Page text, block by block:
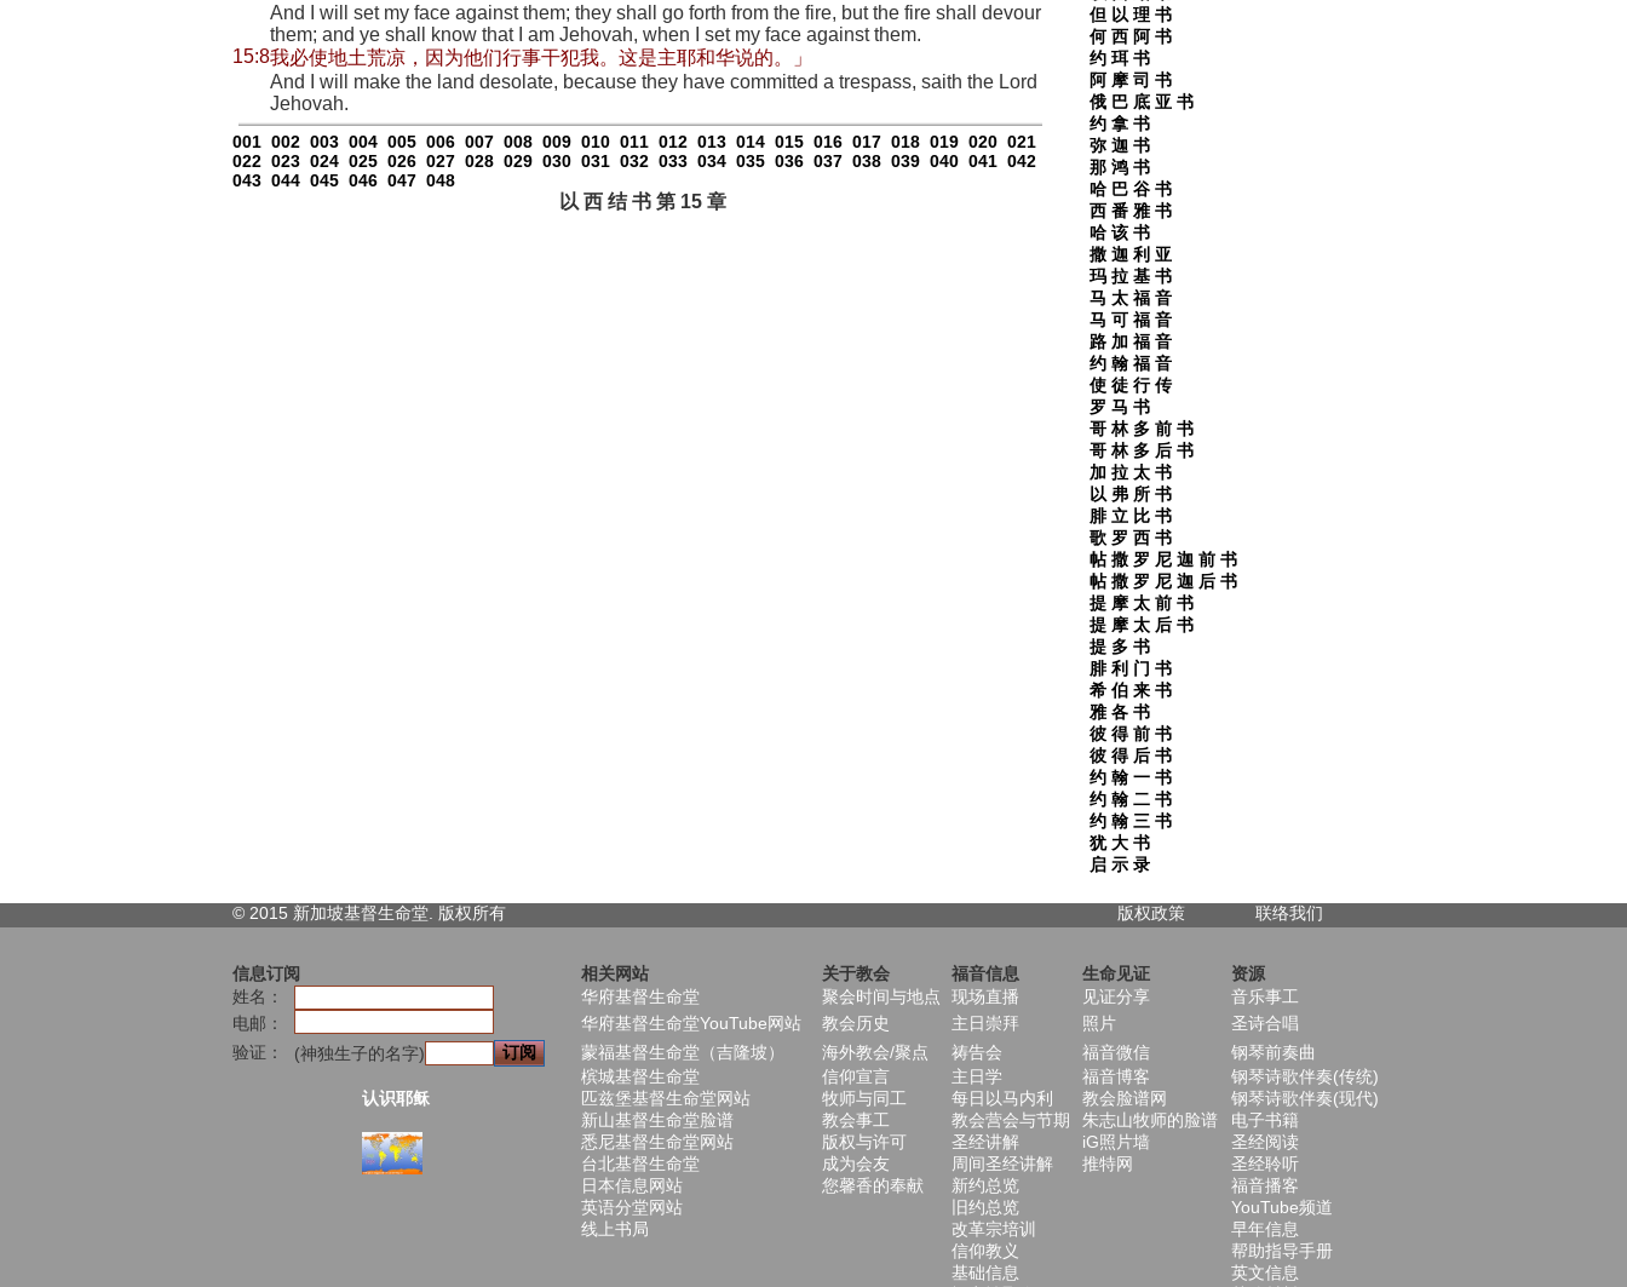
但 以 理 书
何 西 阿 书
约 珥 书
阿 摩 司 书
俄 巴 底 亚 书
约 拿 书
弥 迦 书
那 鸿 书
哈 巴 谷 书
西 番 雅 书
哈 该 书
撒 迦 利 亚
玛 拉 基 书
马 太 福 音
马 可 福 音
路 加 福 音
约 翰 福 音
使 徒 行 传
罗 马 书
哥 林 多 前 书
哥 林 多 后 书
加 拉 太 书
以 弗 所 书
腓 立 比 书
歌 罗 西 书
帖 撒 罗 尼 迦 前 书
帖 撒 罗 尼 迦 后 书
提 摩 太 前 书
提 摩 太 后 书
提 多 书
腓 利 门 书
希 伯 来 书
雅 各 书
彼 得 前 书
彼 得 后 书
约 翰 一 书
约 翰 二 书
约 翰 三 书
犹 大 书
启 示 录
And I will set my face against them; they shall go forth from the fire, but the fire shall devour
them; and ye shall know that I am Jehovah, when I set my face against them.
15:8我必使地土荒凉，因为他们行事干犯我。这是主耶和华说的。」
And I will make the land desolate, because they have committed a trespass, saith the Lord
Jehovah.
001 002 003 004 005 006 007 008 009 010 011 012 013 014 015 016 017 018 019 020 021
022 023 024 025 026 027 028 029 030 031 032 033 034 035 036 037 038 039 040 041 042
043 044 045 046 047 048
以 西 结 书 第 15 章
© 2015 新加坡基督生命堂. 版权所有 版权政策 联络我们
信息订阅 相关网站 关于教会 福音信息 生命见证
资源
姓名：
华府基督生命堂 聚会时间与地点 现场直播 见证分享
音乐事工
电邮：
华府基督生命堂YouTube网站 教会历史 主日崇拜 照片
圣诗合唱
验证：
(神独生子的名字) 蒙福基督生命堂（吉隆坡） 海外教会/聚点 祷告会 福音微信
钢琴前奏曲
槟城基督生命堂
信仰宣言 主日学 福音博客
钢琴诗歌伴奏(传统)
认识耶稣
匹兹堡基督生命堂网站 牧师与同工 每日以马内利 教会脸谱网
钢琴诗歌伴奏(现代)
新山基督生命堂脸谱
教会事工 教会营会与节期 朱志山牧师的脸谱
电子书籍
悉尼基督生命堂网站
版权与许可 圣经讲解 iG照片墙
圣经阅读
台北基督生命堂
成为会友 周间圣经讲解 推特网
圣经聆听
日本信息网站
您馨香的奉献 新约总览
福音播客
英语分堂网站
旧约总览
YouTube频道
线上书局
改革宗培训
早年信息
信仰教义
帮助指导手册
基础信息
英文信息